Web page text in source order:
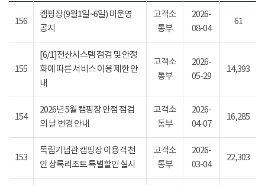
156
캠핑장(9월1일~6일) 미운영
공지
고객소
통부
2026-
08-04
61
155
[6/1]전산시스템 점검 및 안정
화에 따른 서비스 이용 제한 안
내
고객소
통부
2026-
05-29
14,393
154
2026년 5월 캠핑장 안점 점검
의 날 변경 안내
고객소
통부
2026-
04-07
16,285
153
독립기념관 캠핑장 이용객 천
안 상록리조트 특별할인 실시
고객소
통부
2026-
03-04
22,303